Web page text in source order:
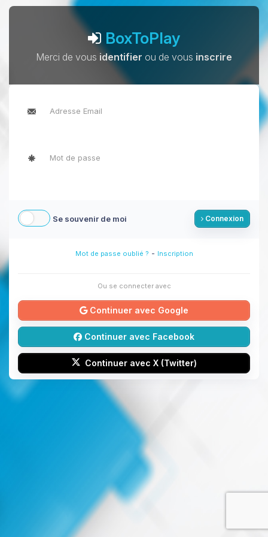
BoxToPlay
Merci de vous identifier ou de vous inscrire
Se souvenir de moi Connexion
Mot de passe oublié ? - Inscription
Ou se connecter avec
Continuer avec Google
Continuer avec Facebook
Continuer avec X (Twitter)